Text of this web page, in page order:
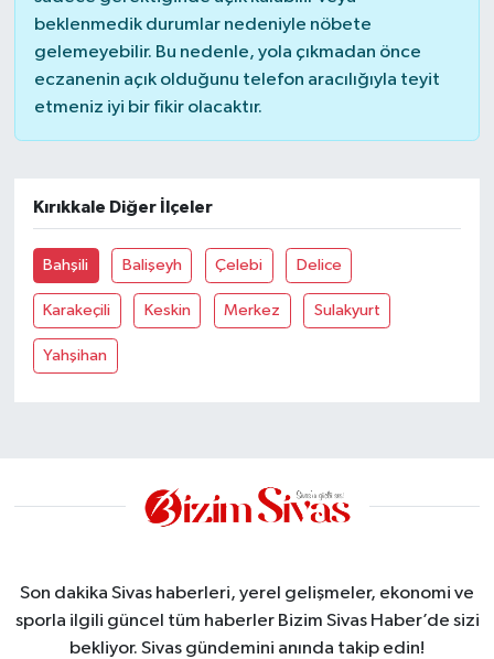
beklenmedik durumlar nedeniyle nöbete
gelemeyebilir. Bu nedenle, yola çıkmadan önce
eczanenin açık olduğunu telefon aracılığıyla teyit
etmeniz iyi bir fikir olacaktır.
Kırıkkale Diğer İlçeler
Bahşili Balişeyh Çelebi Delice
Karakeçili Keskin Merkez Sulakyurt
Yahşihan
Son dakika Sivas haberleri, yerel gelişmeler, ekonomi ve
sporla ilgili güncel tüm haberler Bizim Sivas Haber’de sizi
bekliyor. Sivas gündemini anında takip edin!
SPONSORLU YAZI
SPOR